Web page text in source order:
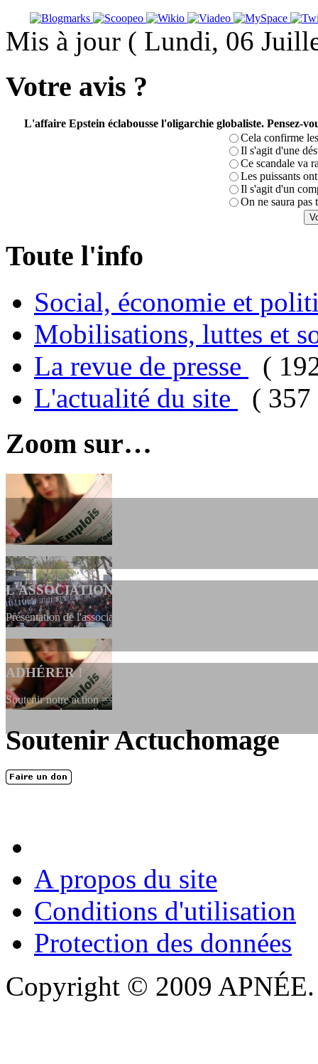
Mis à jour ( Lundi, 06
Votre avis ?
L'affaire Epstein éclabousse l'oligarchie globaliste. Pensez-
Cela confirme
Il s'agit d'une
Ce scandale va
Les puissants
Il s'agit d'un
On ne saura pas
Toute l'info
Social, économie et
Mobilisations, luttes et
La revue de presse
(
L'actualité du site
( 357
Zoom sur…
L'ASSOCIATION
Présentation de l'association et de sa charte qui encadre nos actions
ADHÉRER !
Soutenir notre action ==> Si vous souhaitez adhérer à
dessous, en le remplissant et en...
LES FONDATEURS
En 2004, une dizaine de personnes contribuèrent au lancement de
Soutenir Actuchomage
A propos du site
Conditions d'utilisation
Protection des données
Copyright © 2009 APNÉE.